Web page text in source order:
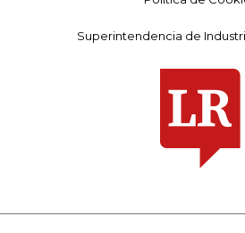
Superintendencia de